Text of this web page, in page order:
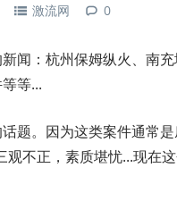
激流网 0
闻：杭州保姆纵火、南
等...
题。因为这类案件通常
观不正，素质堪忧...现在